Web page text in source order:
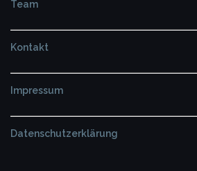
Team
Kontakt
Impressum
Datenschutzerklärung